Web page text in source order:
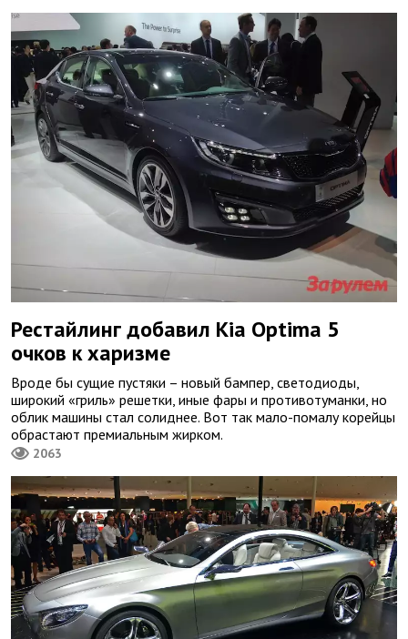
Рестайлинг добавил Kia Optima 5
очков к харизме
Вроде бы сущие пустяки – новый бампер, светодиоды,
широкий «гриль» решетки, иные фары и противотуманки, но
облик машины стал солиднее. Вот так мало-помалу корейцы
обрастают премиальным жирком.
2063